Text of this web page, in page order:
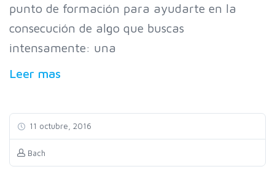
punto de formación para ayudarte en la
consecución de algo que buscas
intensamente: una
Leer mas
11 octubre, 2016
Bach